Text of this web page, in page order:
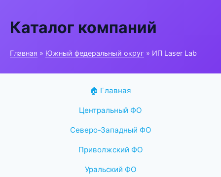
Каталог компаний
Главная » Южный федеральный округ » ИП Laser Lab
🏠 Главная
Центральный ФО
Северо-Западный ФО
Приволжский ФО
Уральский ФО